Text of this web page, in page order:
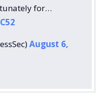
for…
August 6,